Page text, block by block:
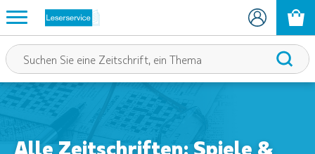
Alle Zeitschriften: Spiele &